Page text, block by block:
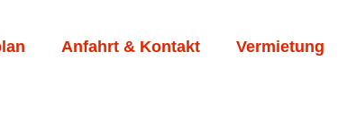
Anfahrt & Kontakt Vermietung